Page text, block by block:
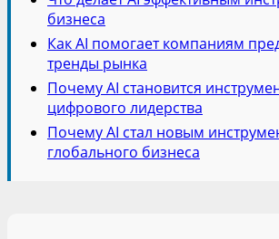
бизнеса
Как AI помогает компаниям
тренды рынка
Почему AI становится
цифрового лидерства
Почему AI стал новым
глобального бизнеса